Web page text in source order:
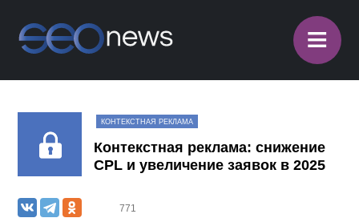
≡
КОНТЕКСТНАЯ РЕКЛАМА
Контекстная реклама: снижение
CPL и увеличение заявок в 2025
771